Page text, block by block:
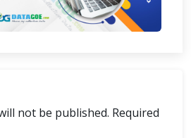
not be published. Required